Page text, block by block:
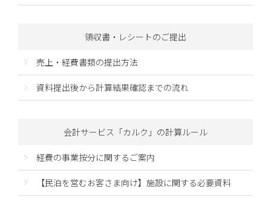
領収書・レシートのご提出
売上・経費書類の提出方法
資料提出後から計算結果確認までの流れ
会計サービス「カルク」の計算ルール
経費の事業按分に関するご案内
【民泊を営むお客さま向け】施設に関する必要資料